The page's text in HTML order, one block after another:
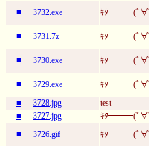
■ 3732.exe ｷﾀ━━━(ﾟ
■ 3731.7z ｷﾀ━━━(ﾟ
■ 3730.exe ｷﾀ━━━(ﾟ
■ 3729.exe ｷﾀ━━━(ﾟ
■ 3728.jpg test
■ 3727.jpg ｷﾀ━━━(ﾟ
■ 3726.gif ｷﾀ━━━(ﾟ